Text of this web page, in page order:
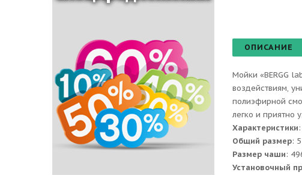
ОПИСАНИЕ
Мойки «BERGG
воздействиям,
полиэфирной
легко и приятно
Характеристики:
Общий размер:
Размер чаши:
Установочный